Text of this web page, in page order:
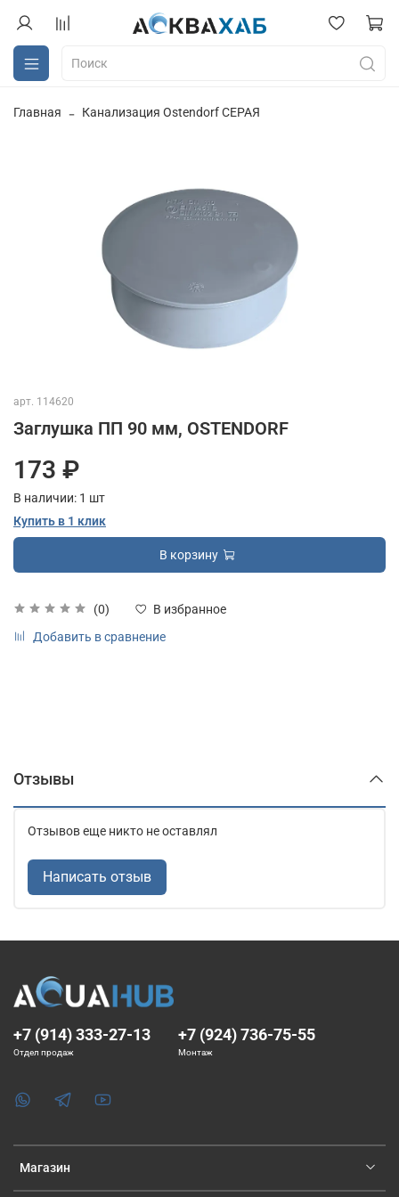
Главная Канализация Ostendorf СЕРАЯ
арт. 114620
Заглушка ПП 90 мм, OSTENDORF
(0)
В избранное
Добавить в сравнение
173 ₽
В наличии: 1 шт
Купить в 1 клик
В корзину
Отзывы
Отзывов еще никто не оставлял
Написать отзыв
Магазин
+7 (914) 333-27-13
Отдел продаж
+7 (924) 736-75-55
Монтаж